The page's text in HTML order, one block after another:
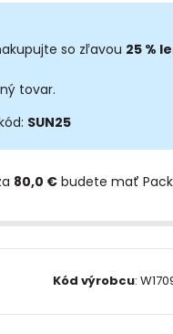
so zľavou 25 %
tovar.
SUN25
80,0 €budete mať
Kód výrobcu: